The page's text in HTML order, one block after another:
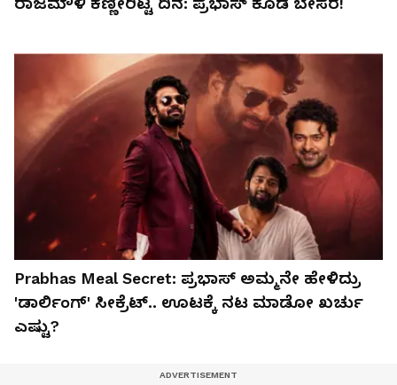
Prabhas Meal Secret: ಪ್ರಭಾಸ್ ಅಮ್ಮನೇ ಹೇಳಿದ್ರು
'ಡಾರ್ಲಿಂಗ್' ಸೀಕ್ರೆಟ್.. ಊಟಕ್ಕೆ ನಟ ಮಾಡೋ ಖರ್ಚು
ಎಷ್ಟು?